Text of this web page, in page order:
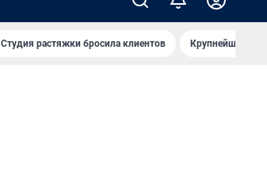
Студия растяжки бросила клиентов Крупнейшие